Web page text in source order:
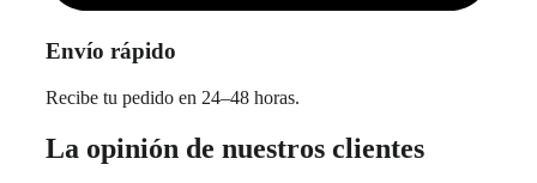
Envío rápido
Recibe tu pedido en 24–48 horas.
La opinión de nuestros clientes